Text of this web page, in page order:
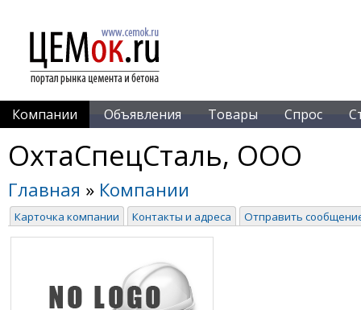
Компании Объявления Товары Спрос
ОхтаСпецСталь, ООО
Главная » Компании
Карточка компании Контакты и адреса Отправить